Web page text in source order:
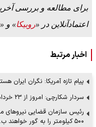
برای مطالعه و بررسی
اعتمادآنلاین در «روبیکا» و «
اخبار مرتبط
پیام تازه آمریکا: نگران ایران
سردار شکارچی: امروز از ۲۳ خرداد قوی‌تریم
رئیس سازمان قضایی نیروهای
۵۰۰ کیلومتر را به گور خواهند ب…